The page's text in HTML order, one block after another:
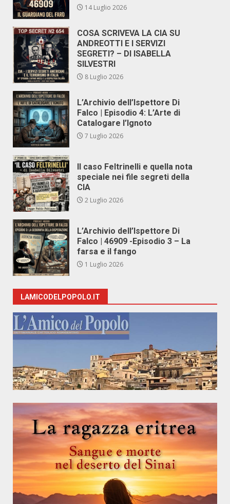
14 Luglio 2026
COSA SCRIVEVA LA CIA SU
ANDREOTTI E I SERVIZI
SEGRETI? – DI ISABELLA
SILVESTRI
8 Luglio 2026
L’Archivio dell’Ispettore Di
Falco | Episodio 4: L’Arte di
Catalogare l’Ignoto
7 Luglio 2026
Il caso Feltrinelli e quella nota
speciale nei file segreti della
CIA
2 Luglio 2026
L’Archivio dell’Ispettore Di
Falco | 46909 -Episodio 3 – La
farsa e il fango
1 Luglio 2026
LAMICODELPOPOLO.IT